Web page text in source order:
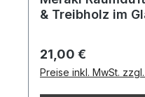
& Treibholz im
Regulärer Preis:
21,00 €
Preise inkl. MwSt.